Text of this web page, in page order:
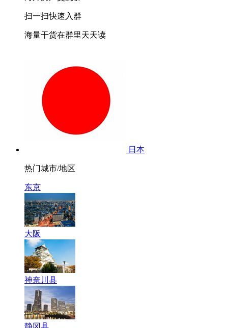
扫一扫快速入群
海量干货在群里天天读
日本
热门城市/地区
东京
大阪
神奈川县
静冈县